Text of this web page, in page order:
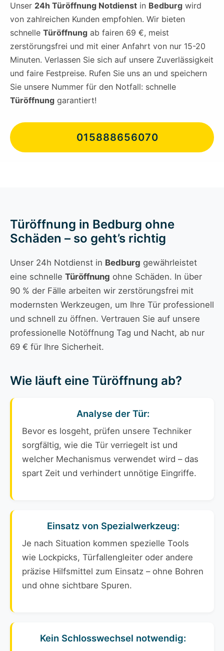
Unser 24h Türöffnung Notdienst in Bedburg wird
von zahlreichen Kunden empfohlen. Wir bieten
schnelle Türöffnung ab fairen 69 €, meist
zerstörungsfrei und mit einer Anfahrt von nur 15-20
Minuten. Verlassen Sie sich auf unsere Zuverlässigkeit
und faire Festpreise. Rufen Sie uns an und speichern
Sie unsere Nummer für den Notfall: schnelle
Türöffnung garantiert!
015888656070
Türöffnung in Bedburg ohne
Schäden – so geht’s richtig
Unser 24h Notdienst in Bedburg gewährleistet
eine schnelle Türöffnung ohne Schäden. In über
90 % der Fälle arbeiten wir zerstörungsfrei mit
modernsten Werkzeugen, um Ihre Tür professionell
und schnell zu öffnen. Vertrauen Sie auf unsere
professionelle Notöffnung Tag und Nacht, ab nur
69 € für Ihre Sicherheit.
Wie läuft eine Türöffnung ab?
Analyse der Tür:
Bevor es losgeht, prüfen unsere Techniker
sorgfältig, wie die Tür verriegelt ist und
welcher Mechanismus verwendet wird – das
spart Zeit und verhindert unnötige Eingriffe.
Einsatz von Spezialwerkzeug:
Je nach Situation kommen spezielle Tools
wie Lockpicks, Türfallengleiter oder andere
präzise Hilfsmittel zum Einsatz – ohne Bohren
und ohne sichtbare Spuren.
Kein Schlosswechsel notwendig: